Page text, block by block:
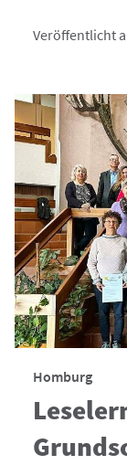
Veröffentlicht
Homburg